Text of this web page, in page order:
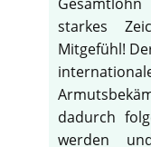
starkes
Mitgefühl!
dadurch
werden